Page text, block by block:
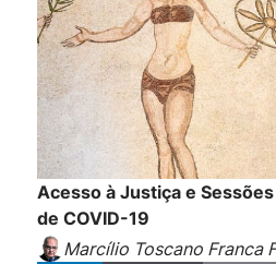
Acesso à Justiça e
de COVID-19
Marcílio Toscano Franca